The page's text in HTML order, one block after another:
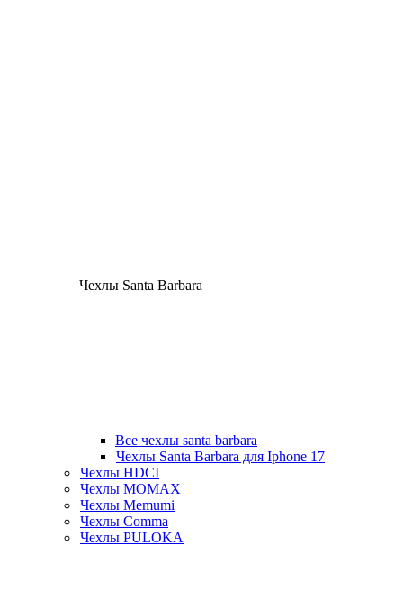
Чехлы Santa Barbara
Все чехлы santa barbara
Чехлы Santa Barbara для Iphone 17
Чехлы HDCI
Чехлы MOMAX
Чехлы Memumi
Чехлы Comma
Чехлы PULOKA